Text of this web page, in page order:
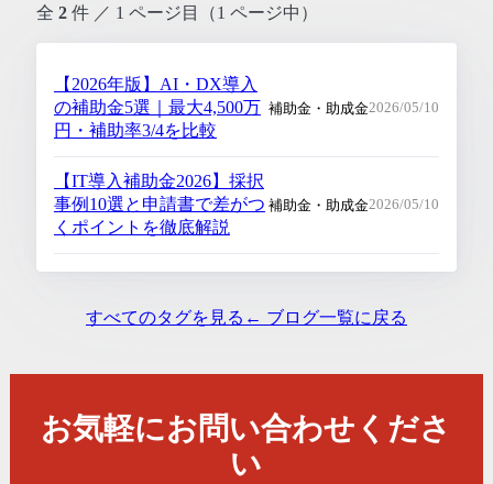
全 2件 ／ 1 ページ目（1 ページ中）
【2026年版】AI・DX導入
の補助金5選｜最大4,500万
円・補助率3/4を比較
補助金・助成金2026/05/10
【IT導入補助金2026】採択
事例10選と申請書で差がつ
くポイントを徹底解説
補助金・助成金2026/05/10
すべてのタグを見る ← ブログ一覧に戻る
お気軽にお問い合わせくださ
い